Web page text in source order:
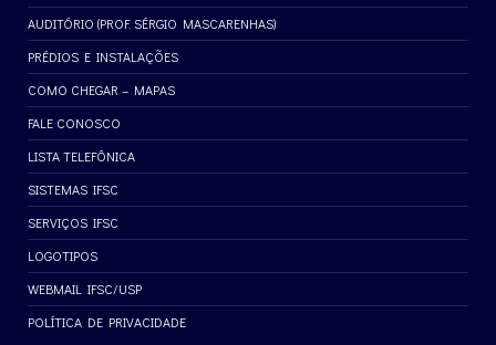
AUDITÓRIO (PROF. SÉRGIO MASCARENHAS)
PRÉDIOS E INSTALAÇÕES
COMO CHEGAR – MAPAS
FALE CONOSCO
LISTA TELEFÔNICA
SISTEMAS IFSC
SERVIÇOS IFSC
LOGOTIPOS
WEBMAIL IFSC/USP
POLÍTICA DE PRIVACIDADE